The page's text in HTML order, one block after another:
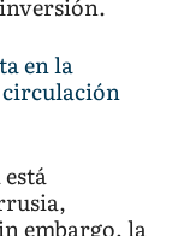
en la
circulación
embargo, la